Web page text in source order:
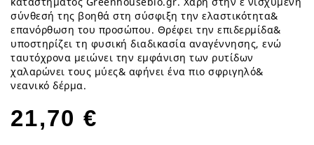
σύνθεσή της βοηθά στη σύσφιξη την ελαστικότητα&
επανόρθωση του προσώπου. Θρέφει την επιδερμίδα&
υποστηρίζει τη φυσική διαδικασία αναγέννησης, ενώ
ταυτόχρονα μειώνει την εμφάνιση των ρυτίδων
χαλαρώνει τους μύες& αφήνει ένα πιο σφριγηλό&
νεανικό δέρμα.
21,70 €